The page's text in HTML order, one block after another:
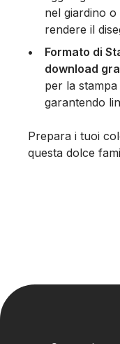
nel giardino
rendere il
Formato di
download
per la
garantendo
Prepara i tuoi
questa dolce